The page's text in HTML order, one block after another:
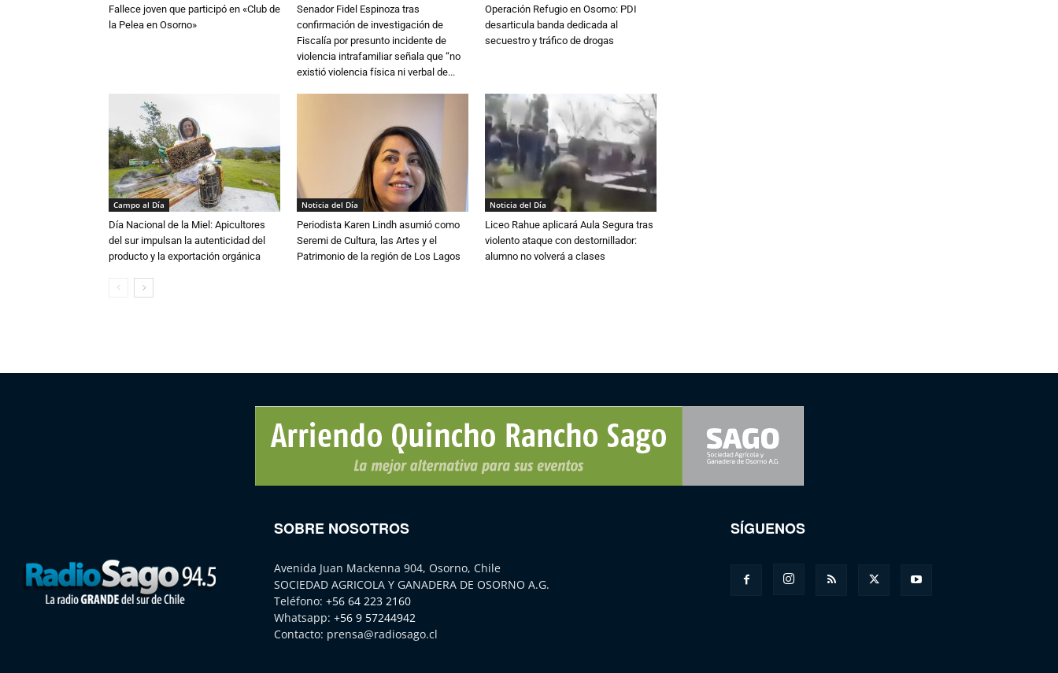
Fallece joven que participó en «Club de
la Pelea en Osorno»
Senador Fidel Espinoza tras
confirmación de investigación de
Fiscalía por presunto incidente de
violencia intrafamiliar señala que “no
existió violencia física ni verbal de...
Operación Refugio en Osorno: PDI
desarticula banda dedicada al
secuestro y tráfico de drogas
Campo al Día
Día Nacional de la Miel: Apicultores
del sur impulsan la autenticidad del
producto y la exportación orgánica
Noticia del Día
Periodista Karen Lindh asumió como
Seremi de Cultura, las Artes y el
Patrimonio de la región de Los Lagos
Noticia del Día
Liceo Rahue aplicará Aula Segura tras
violento ataque con destornillador:
alumno no volverá a clases
SOBRE NOSOTROS
Avenida Juan Mackenna 904, Osorno, Chile
SOCIEDAD AGRICOLA Y GANADERA DE OSORNO A.G.
Teléfono: +56 64 223 2160
Whatsapp: +56 9 57244942
Contacto: prensa@radiosago.cl
SÍGUENOS